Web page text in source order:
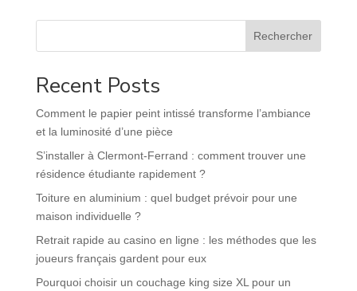
Rechercher
Recent Posts
Comment le papier peint intissé transforme l’ambiance
et la luminosité d’une pièce
S’installer à Clermont-Ferrand : comment trouver une
résidence étudiante rapidement ?
Toiture en aluminium : quel budget prévoir pour une
maison individuelle ?
Retrait rapide au casino en ligne : les méthodes que les
joueurs français gardent pour eux
Pourquoi choisir un couchage king size XL pour un